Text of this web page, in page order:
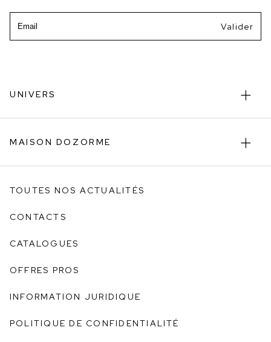
UNIVERS
MAISON DOZORME
TOUTES NOS ACTUALITÉS
CONTACTS
CATALOGUES
OFFRES PROS
INFORMATION JURIDIQUE
POLITIQUE DE CONFIDENTIALITÉ